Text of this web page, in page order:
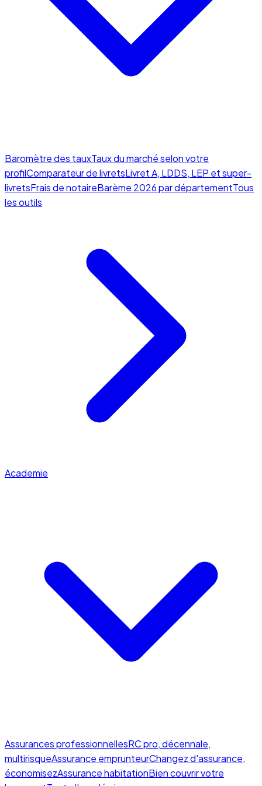
Baromètre des tauxTaux du marché selon votre
profilComparateur de livretsLivret A, LDDS, LEP et super-
livretsFrais de notaireBarème 2026 par départementTous
les outils
Academie
Assurances professionnellesRC pro, décennale,
multirisqueAssurance emprunteurChangez d'assurance,
économisezAssurance habitationBien couvrir votre